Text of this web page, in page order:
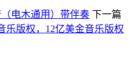
电木通用）带伴奏 下一篇
乐版权，12亿美金音乐版权